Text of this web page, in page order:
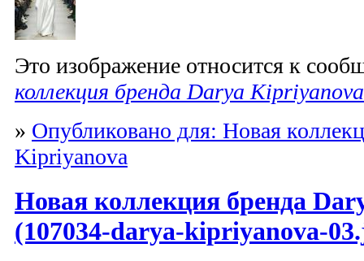
Это изображение относится к
коллекция бренда Darya Kipriyanova
» Опубликовано для: Новая
Kipriyanova
Новая коллекция бренда
(107034-darya-kipriyanova-